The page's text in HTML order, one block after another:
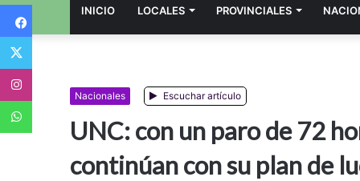
INICIO LOCALES PROVINCIALES
Nacionales Escuchar artículo
UNC: con un paro de 72
continúan con su plan de
Facebook
Twitter
WhatsApp